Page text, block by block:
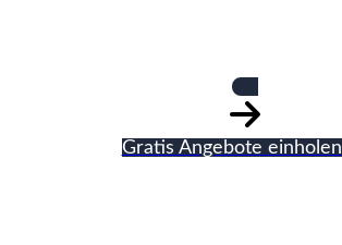
Gratis Angebote einholen